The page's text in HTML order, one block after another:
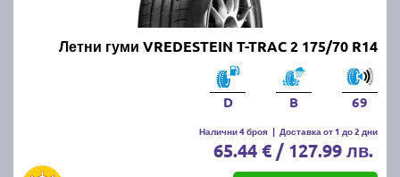
Летни гуми VREDESTEIN T-TRAC 2 175/70 R14
D B 69
Налични 4 броя | Доставка от 1 до 2 дни
65.44 € / 127.99 лв.